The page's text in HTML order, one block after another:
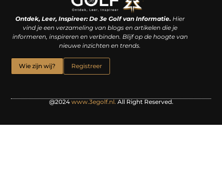
Ontdek, Leer, Inspireer: De 3e Golf van Informatie.Hier
vind je een verzameling van blogs en artikelen die je
informeren, inspireren en verbinden. Blijf op de hoogte van
nieuwe inzichten en trends.
Wie zijn wij? Registreer
@2024 www.3egolf.nl. All Right Reserved.